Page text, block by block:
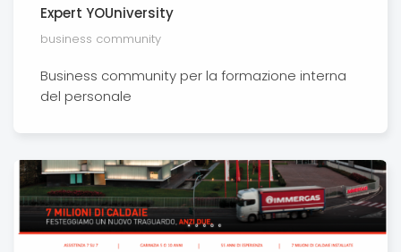
Expert YOUniversity
business community
Business community per la formazione interna
del personale